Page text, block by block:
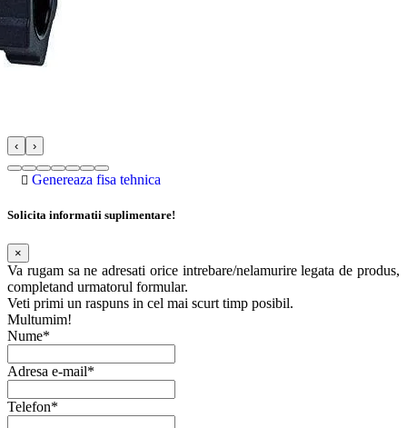
‹ ›
Genereaza fisa tehnica
Solicita informatii suplimentare!
×
Va rugam sa ne adresati orice intrebare/nelamurire legata de produs,
completand urmatorul formular.
Veti primi un raspuns in cel mai scurt timp posibil.
Multumim!
Nume*
Adresa e-mail*
Telefon*